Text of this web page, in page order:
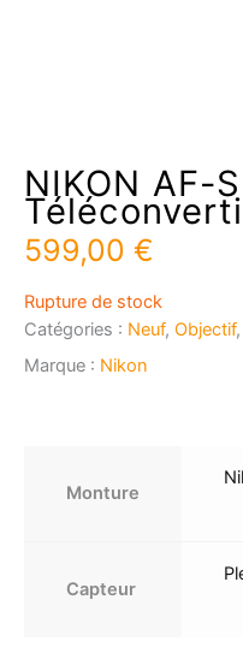
NIKON AF-
599,00 €
Rupture de stock
Catégories : Neuf, Objectif,
Marque : Nikon
Monture
Capteur